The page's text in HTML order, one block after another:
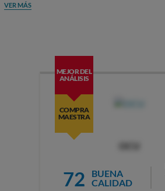
VER MÁS
MEJOR DEL
ANÁLISIS
COMPRA
MAESTRA
72
BUENA
CALIDAD